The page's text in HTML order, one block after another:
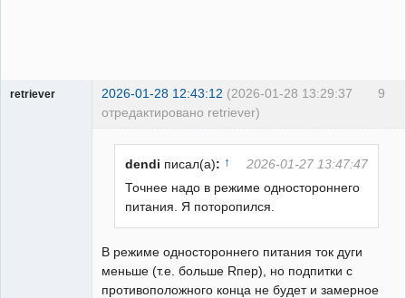
9
retriever 2026-01-28 12:43:12 (2026-01-28 13:29:37
отредактировано retriever)
dendi писал(а): ↑
2026-01-27 13:47:47
Точнее надо в режиме одностороннего
питания. Я поторопился.
В режиме одностороннего питания ток дуги
меньше (т.е. больше Rпер), но подпитки с
противоположного конца не будет и замерное